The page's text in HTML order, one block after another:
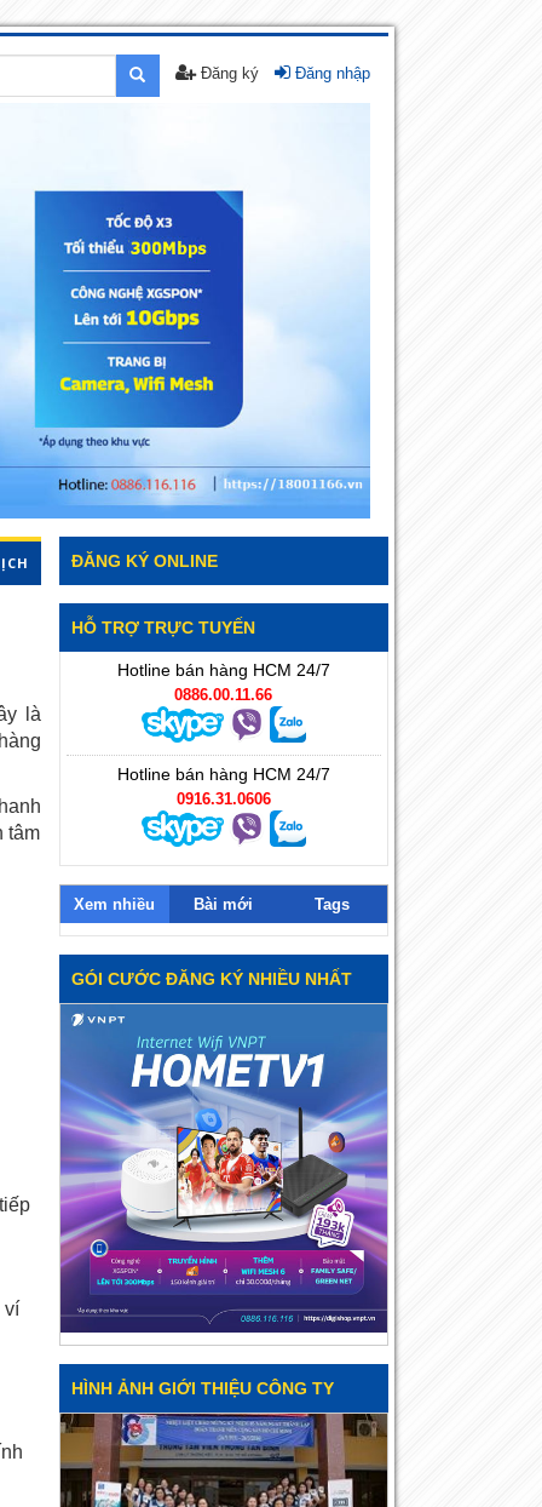
Đăng ký Đăng nhập
là
tâm
ví
ĐĂNG KÝ ONLINE
HỖ TRỢ TRỰC TUYẾN
Hotline bán hàng HCM 24/7
0886.00.11.66
Hotline bán hàng HCM 24/7
0916.31.0606
Xem nhiều Bài mới Tags
GÓI CƯỚC ĐĂNG KÝ NHIỀU NHẤT
HÌNH ẢNH GIỚI THIỆU CÔNG TY